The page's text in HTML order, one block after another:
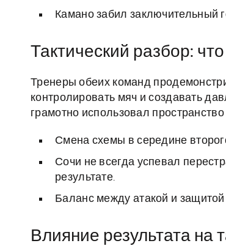
Камано забил заключительный
Тактический разбор:
Тренеры обеих команд
контролировать мяч и создавать
грамотно использовал
Смена схемы в середине
Сочи не всегда успевал
результате.
Баланс между атакой и
Влияние результата на